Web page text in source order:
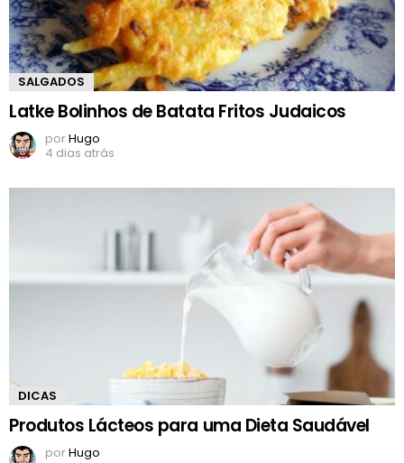
SALGADOS
Latke Bolinhos de Batata Fritos Judaicos
porHugo
4 dias atrás
DICAS
Produtos Lácteos para uma Dieta Saudável
porHugo